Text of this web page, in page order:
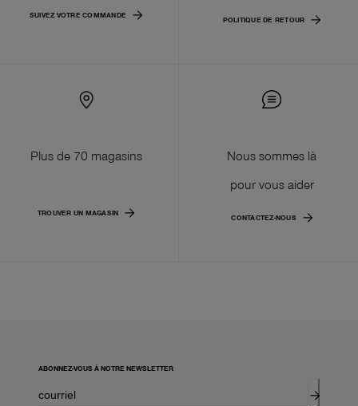
SUIVEZ VOTRE COMMANDE
POLITIQUE DE RETOUR
Plus de 70 magasins
TROUVER UN MAGASIN
Nous sommes là
pour vous aider
CONTACTEZ-NOUS
ABONNEZ-VOUS À NOTRE NEWSLETTER